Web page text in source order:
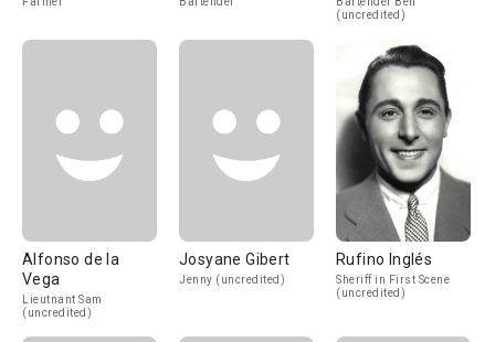
(uncredited)
Alfonso de la
Vega
Lieutnant Sam
(uncredited)
Josyane Gibert
Jenny (uncredited)
Rufino Inglés
Sheriff in First Scene
(uncredited)